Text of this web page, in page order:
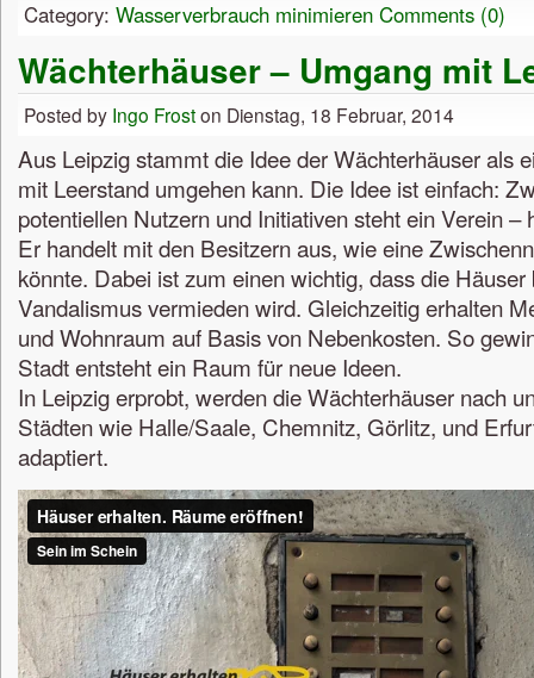
Category: Wasserverbrauch minimieren Comments (0)
Wächterhäuser – Umgang mit
Posted by Ingo Froston Dienstag, 18 Februar, 2014
Aus Leipzig stammt die Idee der Wächterhäuser als
mit Leerstand umgehen kann. Die Idee ist einfach:
potentiellen Nutzern und Initiativen steht ein Verein –
Er handelt mit den Besitzern aus, wie eine
könnte. Dabei ist zum einen wichtig, dass die
Vandalismus vermieden wird. Gleichzeitig erhalten
und Wohnraum auf Basis von Nebenkosten. So
Stadt entsteht ein Raum für neue Ideen.
In Leipzig erprobt, werden die Wächterhäuser nach
Städten wie Halle/Saale, Chemnitz, Görlitz, und
adaptiert.